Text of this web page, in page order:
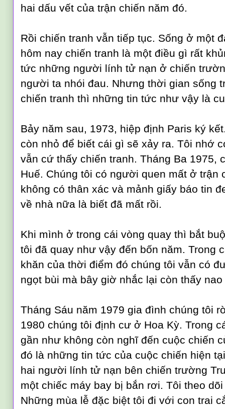
hai dấu vết của trận chiến năm đó.
Rồi chiến tranh vẫn tiếp tục. Sống ở một
hôm nay chiến tranh là một điều gì rất
tức những người lính tử nạn ở chiến
người ta nhói đau. Nhưng thời gian sống
chiến tranh thì những tin tức như vậy là
Bảy năm sau, 1973, hiệp định Paris ký
còn nhỏ để biết cái gì sẽ xảy ra. Tôi nhớ
vẫn cứ thấy chiến tranh. Tháng Ba 1975,
Huế. Chúng tôi có người quen mất ở trận
không có thân xác và mảnh giấy báo tin
về nhà nữa là biết đã mất rồi.
Khi mình ở trong cái vòng quay thì bắt
tôi đã quay như vậy đến bốn năm. Trong
khăn của thời điểm đó chúng tôi vẫn có
ngọt bùi mà bây giờ nhắc lại còn thấy nao
Tháng Sáu năm 1979 gia đình chúng tôi
1980 chúng tôi định cư ở Hoa Kỳ. Trong
gần như không còn nghĩ đến cuộc chiến
đó là những tin tức của cuộc chiến hiện
hai người lính tử nạn bên chiến trường
một chiếc máy bay bị bắn rơi. Tôi theo
Những mùa lễ đặc biệt tôi đi với con trai